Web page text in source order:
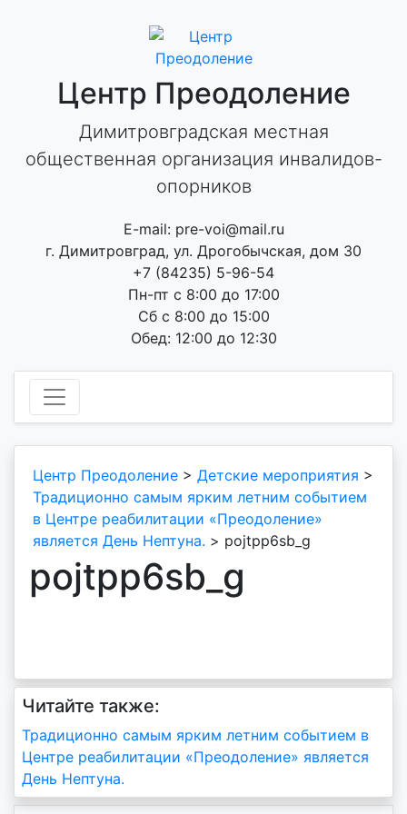
Центр Преодоление
Димитровградская местная
общественная организация инвалидов-
опорников
E-mail: pre-voi@mail.ru
г. Димитровград, ул. Дрогобычская, дом 30
+7 (84235) 5-96-54
Пн-пт с 8:00 до 17:00
Сб с 8:00 до 15:00
Обед: 12:00 до 12:30
Центр Преодоление > Детские мероприятия >
Традиционно самым ярким летним событием
в Центре реабилитации «Преодоление»
является День Нептуна. > pojtpp6sb_g
pojtpp6sb_g
Читайте также:
Навигация
по
Традиционно самым ярким летним событием в
Центре реабилитации «Преодоление» является
День Нептуна.